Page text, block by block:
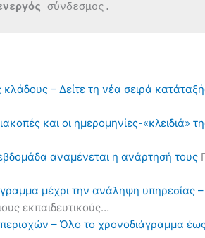
σύνδεσμος.
κλάδους – Δείτε τη νέα σειρά
και οι ημερομηνίες-«κλειδιά»
αναμένεται η ανάρτησή τους
μέχρι την ανάληψη υπηρεσίας
εκπαιδευτικούς…
περιοχών – Όλο το χρονοδιάγραμμα